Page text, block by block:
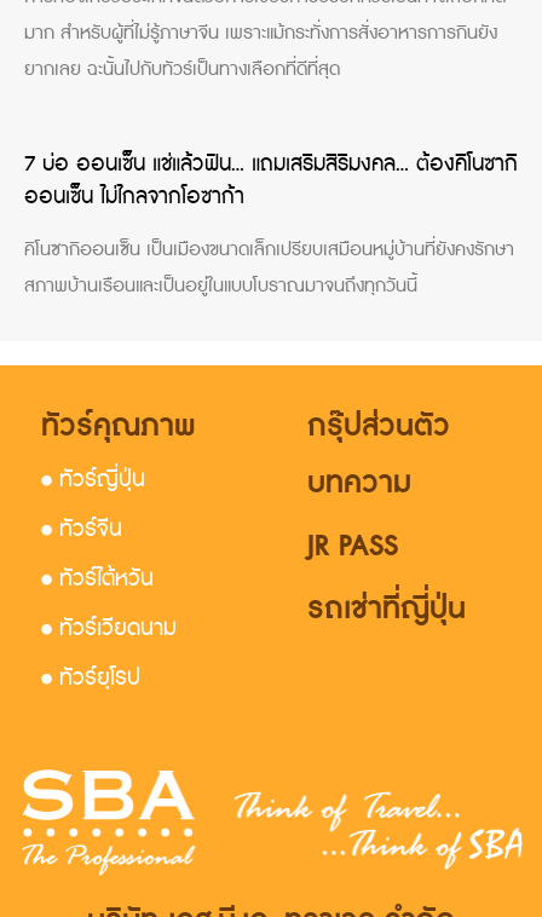
มาก สำหรับผู้ที่ไม่รู้ภาษาจีน เพราะแม้กระทั่งการสั่งอาหารการกินยัง
ยากเลย ฉะนั้นไปกับทัวร์เป็นทางเลือกที่ดีที่สุด
7 บ่อ ออนเซ็น แช่แล้วฟิน… แถมเสริมสิริมงคล… ต้องคิโนซากิ
ออนเซ็น ไม่ไกลจากโอซาก้า
คิโนซากิออนเซ็น เป็นเมืองขนาดเล็กเปรียบเสมือนหมู่บ้านที่ยังคงรักษา
สภาพบ้านเรือนและเป็นอยู่ในแบบโบราณมาจนถึงทุกวันนี้
ทัวร์คุณภาพ
• ทัวร์ญี่ปุ่น
• ทัวร์จีน
• ทัวร์ไต้หวัน
• ทัวร์เวียดนาม
• ทัวร์ยุโรป
กรุ๊ปส่วนตัว
บทความ
JR PASS
รถเช่าที่ญี่ปุ่น